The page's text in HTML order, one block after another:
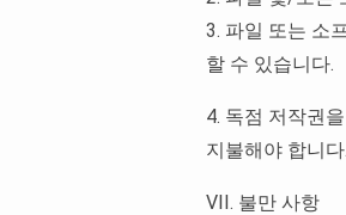
3. 파일 또는 소
할 수 있습니다.
4. 독점 저작권
지불해야 합니다.
VII. 불만 사항